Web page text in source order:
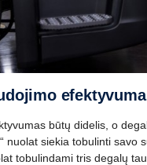
būtų didelis, o
nuolat siekia tobulinti savo
tobulindami tris degalų